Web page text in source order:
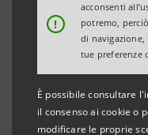
!
acconsenti
potremo,
di
tue preferenze
È possibile consultare
il consenso ai cookie o
modificare le proprie
sotto la presidenza
e di Enrico Salza, il
Consiglio di
approvato il
l’esercizio in corso,